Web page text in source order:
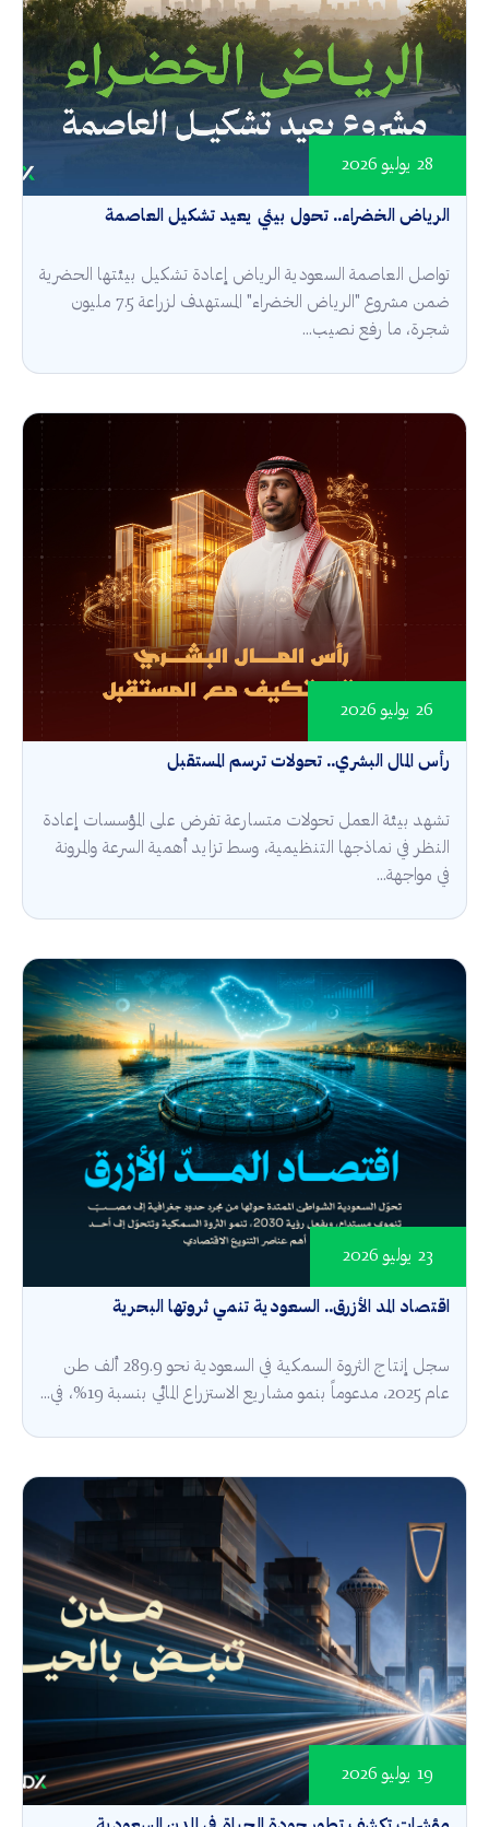
الرياض الخضراء.. تحول بيئي يعيد تشكيل العاصمة
28 يوليو 2026
تواصل العاصمة السعودية الرياض إعادة تشكيل بيئتها الحضرية
ضمن مشروع "الرياض الخضراء" المستهدف لزراعة 7.5 مليون
شجرة، ما رفع نصيب...
رأس المال البشري.. تحولات ترسم المستقبل
26 يوليو 2026
تشهد بيئة العمل تحولات متسارعة تفرض على المؤسسات إعادة
النظر في نماذجها التنظيمية، وسط تزايد أهمية السرعة والمرونة
في مواجهة...
اقتصاد المد الأزرق.. السعودية تنمي ثروتها البحرية
23 يوليو 2026
سجل إنتاج الثروة السمكية في السعودية نحو 289.9 ألف طن
عام 2025، مدعوماً بنمو مشاريع الاستزراع المائي بنسبة 19%، في...
19 يوليو 2026